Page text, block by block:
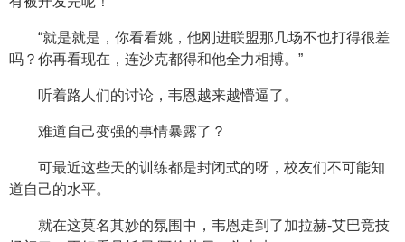
“就是就是，你看看姚，他刚进联盟那几场不也打得很差
吗？你再看现在，连沙克都得和他全力相搏。”
听着路人们的讨论，韦恩越来越懵逼了。
难道自己变强的事情暴露了？
可最近这些天的训练都是封闭式的呀，校友们不可能知
道自己的水平。
就在这莫名其妙的氛围中，韦恩走到了加拉赫-艾巴竞技